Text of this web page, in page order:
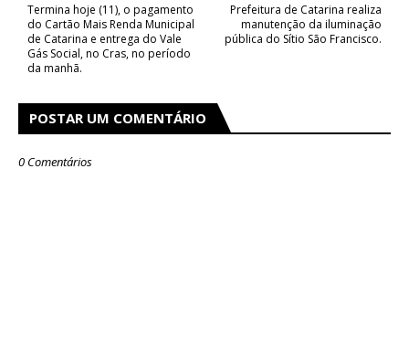
Prefeitura de Catarina realiza
manutenção da iluminação
pública do Sítio São Francisco.
Termina hoje (11), o pagamento
do Cartão Mais Renda Municipal
de Catarina e entrega do Vale
Gás Social, no Cras, no período
da manhã.
POSTAR UM COMENTÁRIO
0 Comentários